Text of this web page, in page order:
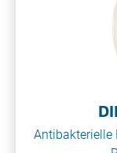
Antibakterielle